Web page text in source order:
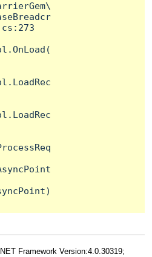
Framework Version:4.0.30319;